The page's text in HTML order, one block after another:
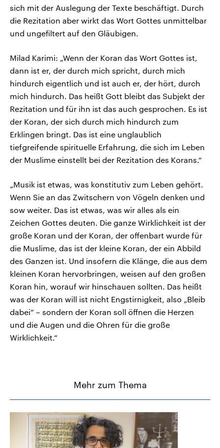
sich mit der Auslegung der Texte beschäftigt. Durch
die Rezitation aber wirkt das Wort Gottes unmittelbar
und ungefiltert auf den Gläubigen.
Milad Karimi: „Wenn der Koran das Wort Gottes ist,
dann ist er, der durch mich spricht, durch mich
hindurch eigentlich und ist auch er, der hört, durch
mich hindurch. Das heißt Gott bleibt das Subjekt der
Rezitation und für ihn ist das auch gesprochen. Es ist
der Koran, der sich durch mich hindurch zum
Erklingen bringt. Das ist eine unglaublich
tiefgreifende spirituelle Erfahrung, die sich im Leben
der Muslime einstellt bei der Rezitation des Korans.“
„Musik ist etwas, was konstitutiv zum Leben gehört.
Wenn Sie an das Zwitschern von Vögeln denken und
sow weiter. Das ist etwas, was wir alles als ein
Zeichen Gottes deuten. Die ganze Wirklichkeit ist der
große Koran und der Koran, der offenbart wurde für
die Muslime, das ist der kleine Koran, der ein Abbild
des Ganzen ist. Und insofern die Klänge, die aus dem
kleinen Koran hervorbringen, weisen auf den großen
Koran hin, worauf wir hinschauen sollten. Das heißt
was der Koran will ist nicht Engstirnigkeit, also „Bleib
dabei“ – sondern der Koran soll öffnen die Herzen
und die Augen und die Ohren für die große
Wirklichkeit.“
Mehr zum Thema